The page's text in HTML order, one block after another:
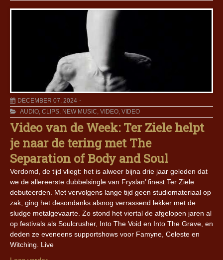
DECEMBER 07, 2024
AUDIO, CLIPS, NEW MUSIC, VIDEO, VIDEO
Video van de Week: Ter Ziele helpt
je naar de tering met The
Separation of Body and Soul
Verdomd, de tijd vliegt: het is alweer bijna drie jaar geleden dat
we de allereerste dubbelsingle van Fryslan’ finest Ter Ziele
debuteerden. Met vervolgens lange tijd geen studiomateriaal op
zak, ging het desondanks alsnog verrassend lekker met de
sludge metalgevaarte. Zo stond het viertal de afgelopen jaren al
op festivals als Soulcrusher, Into The Void en Into The Grave, en
deden ze eveneens supportshows voor Famyne, Celeste en
Witching. Live